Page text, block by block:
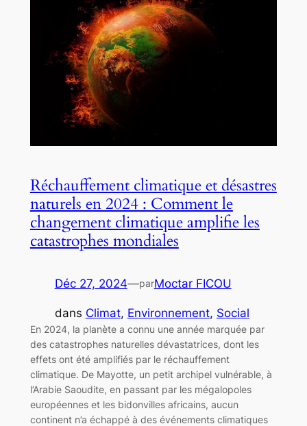
Réchauffement climatique et désastres
naturels en 2024 : Comment le
changement climatique amplifie les
catastrophes mondiales
Déc 27, 2024—parMoctar FICOU
dans Climat, Environnement, Social
En 2024, la planète a connu une année marquée par
des catastrophes naturelles dévastatrices, dont les
effets ont été amplifiés par le réchauffement
climatique. De Mayotte, un petit archipel vulnérable, à
l’Arabie Saoudite, en passant par les mégalopoles
européennes et les bidonvilles africains, aucun
continent n’a échappé à des événements climatiques